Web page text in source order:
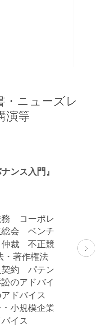
・ニューズレ
演等
ンス入門』
務 コーポレ
総会 ベンチ
仲裁 不正競
・著作権法
契約 パテン
のアドバイ
ドバイス
小規模企業
バイス